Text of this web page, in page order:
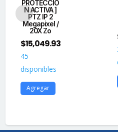
en
Color
Cobertura
Visual
360°
Notificación
Ranura
PROTECCIÓ
N ACTIVA ]
PTZ IP 2
Megapixel /
20X Zo
$15,049.93
45
disponibles
Agregar